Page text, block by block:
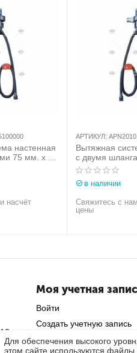
настенная
75 мм. х 10
арт.
насчёт
АРТИКУЛ:
Вытяжная
с двумя
10 м.
в наличии
Свяжитесь с
цены
Моя учетная
Войти
Создать учетную запись
Для обеспечения высокого
этом сайте используются